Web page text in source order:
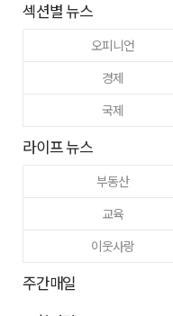
섹션별 뉴스
오피니언
경제
국제
라이프 뉴스
부동산
교육
이웃사랑
주간매일